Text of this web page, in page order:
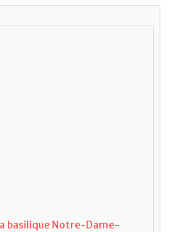
basilique Notre-Dame-